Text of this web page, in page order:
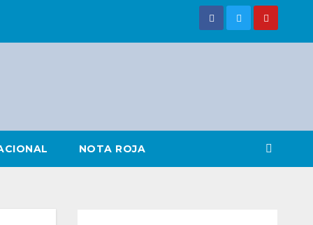
NOTA ROJA